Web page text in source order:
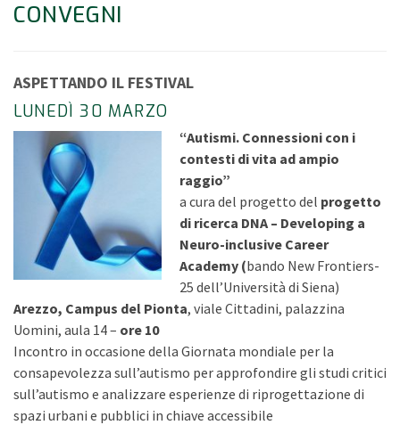
CONVEGNI
ASPETTANDO IL FESTIVAL
LUNEDÌ 30 MARZO
“Autismi. Connessioni con i
contesti di vita ad ampio
raggio”
a cura del progetto del progetto
di ricerca DNA – Developing a
Neuro-inclusive Career
Academy (bando New Frontiers-
25 dell’Università di Siena)
Arezzo, Campus del Pionta, viale Cittadini, palazzina
Uomini, aula 14 – ore 10
Incontro in occasione della Giornata mondiale per la
consapevolezza sull’autismo per approfondire gli studi critici
sull’autismo e analizzare esperienze di riprogettazione di
spazi urbani e pubblici in chiave accessibile